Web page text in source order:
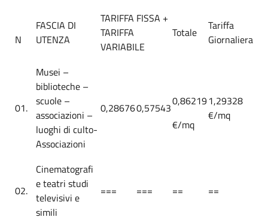
N
FASCIA DI
UTENZA
TARIFFA FISSA +
TARIFFA
VARIABILE
Totale
Tariffa
Giornaliera
01.
Musei –
biblioteche –
scuole –
associazioni –
luoghi di culto-
Associazioni
0,286760,575430,86219
€/mq
1,29328
€/mq
02.
Cinematografi
e teatri studi
televisivi e
simili
=== === == ==